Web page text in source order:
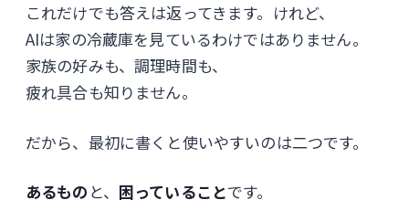
これだけでも答えは返ってきます。けれど、
AIは家の冷蔵庫を見ているわけではありません。
家族の好みも、調理時間も、
疲れ具合も知りません。
だから、最初に書くと使いやすいのは二つです。
あるもの と、 困っていることです。